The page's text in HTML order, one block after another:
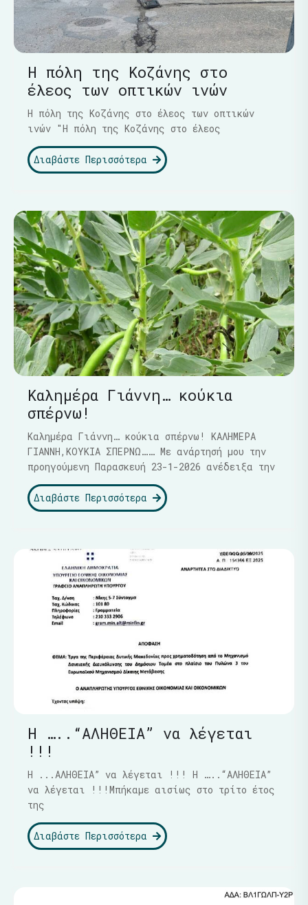
Η πόλη της Κοζάνης στο
έλεος των οπτικών ινών
Η πόλη της Κοζάνης στο έλεος των οπτικών
ινών "Η πόλη της Κοζάνης στο έλεος
Διαβάστε Περισσότερα
Καλημέρα Γιάννη… κούκια
σπέρνω!
Καλημέρα Γιάννη… κούκια σπέρνω! ΚΑΛΗΜΕΡΑ
ΓΙΑΝΝΗ,ΚΟΥΚΙΑ ΣΠΕΡΝΩ…… Με ανάρτησή μου την
προηγούμενη Παρασκευή 23-1-2026 ανέδειξα την
Διαβάστε Περισσότερα
Η …..“ΑΛΗΘΕΙΑ” να λέγεται
!!!
Η ...ΑΛΗΘΕΙΑ” να λέγεται !!! Η …..“ΑΛΗΘΕΙΑ”
να λέγεται !!!Μπήκαμε αισίως στο τρίτο έτος
της
Διαβάστε Περισσότερα